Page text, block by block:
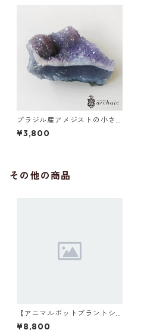
ブラジル産アメジストの小さ
なクラスター・A
¥3,800
その他の商品
【アニマルポットプラントシ
リーズ】モンキー×セレウス×
¥8,800